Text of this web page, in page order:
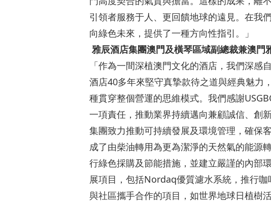
引領者服務于人、更回饋地球的遠見。在我
向綠色未來，提供了一種方向性指引。」
雅辰酒店集團澳門及橫琴區域副總裁兼澳門
「作為一間深植澳門文化的酒店，我們深感
酒店40多年來堅守真摯款待之道與經典魅力
種貫穿整個營運的思維模式。我們感謝
一項責任，推動業界持續邁向兼顧誠信、創
集團致力推動可持續發展及環境管理，確保
成了由柴油轉用為更為潔淨的天然氣的能源
行綠色採購及節能措施，並建立嚴謹的內部
展項目，包括Nordaq優質濾水系統，推行
與社區攜手合作的項目，如世界地球日植樹